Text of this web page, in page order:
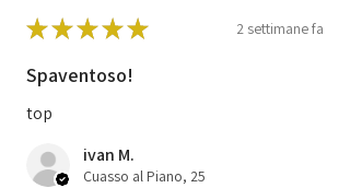
★★★★★ 2 settimane fa
Spaventoso!
top
ivan M.
Cuasso al Piano, 25